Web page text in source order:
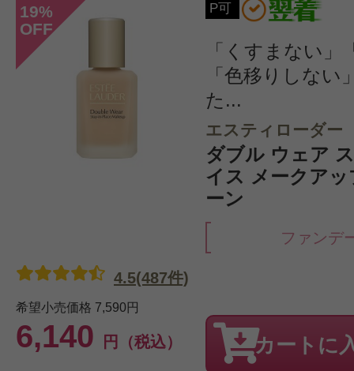
19%
OFF
P可
「くすまない
「色移りしない
た...
エスティローダー
ダブル ウェア
イス メークア
ーン
ファンデ
希望小売価格 7,590円
6,140 円（税込）
4.5(487件)
カートに